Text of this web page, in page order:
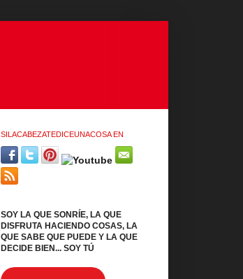
SILACABEZATEDICEUNACOSA EN
SOY LA QUE SONRÍE, LA QUE
DISFRUTA HACIENDO COSAS, LA
QUE SABE QUE PUEDE Y LA QUE
DECIDE BIEN... SOY TÚ